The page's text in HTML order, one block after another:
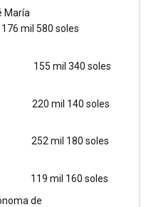
María
580 soles
340 soles
140 soles
180 soles
160 soles
de